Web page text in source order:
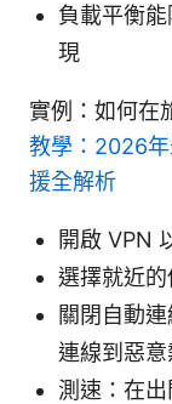
負載平衡
現
實例：如何在
教學：2026
援全解析
開啟 VPN
選擇就近
關閉自動
連線到惡
測速：在